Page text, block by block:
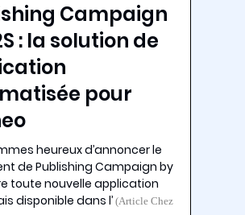
Campaign
: la solution de
pour
heureux d’annoncer le
de Publishing Campaign by
toute nouvelle application
disponible dans l’(Article Chez